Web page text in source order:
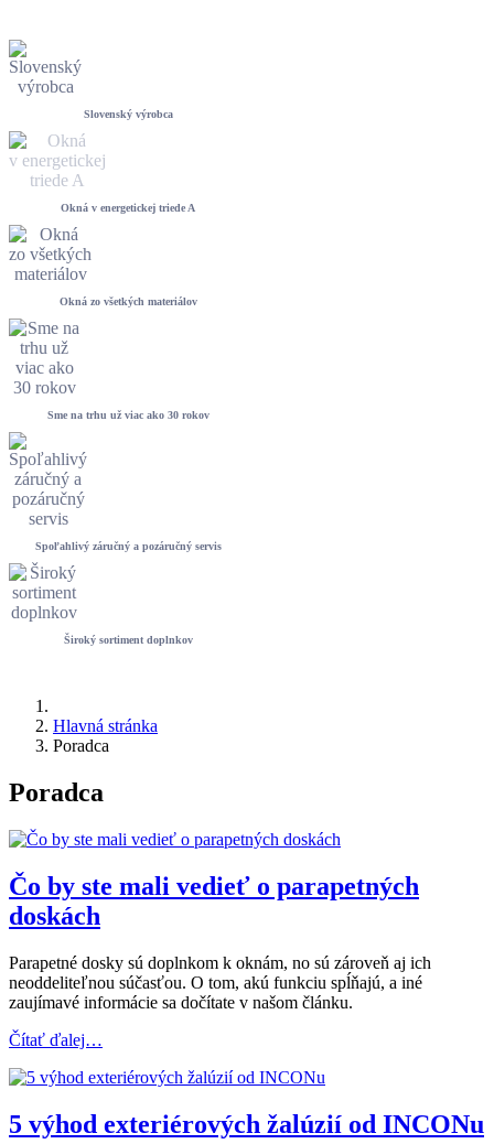
Slovenský výrobca
Okná v energetickej triede A
Okná zo všetkých materiálov
Sme na trhu už viac ako 30 rokov
Spoľahlivý záručný a pozáručný servis
Široký sortiment doplnkov
Hlavná stránka
Poradca
Poradca
Čo by ste mali vedieť o parapetných
doskách
Parapetné dosky sú doplnkom k oknám, no sú zároveň aj ich
neoddeliteľnou súčasťou. O tom, akú funkciu spĺňajú, a iné
zaujímavé informácie sa dočítate v našom článku.
Čítať ďalej…
5 výhod exteriérových žalúzií od INCONu